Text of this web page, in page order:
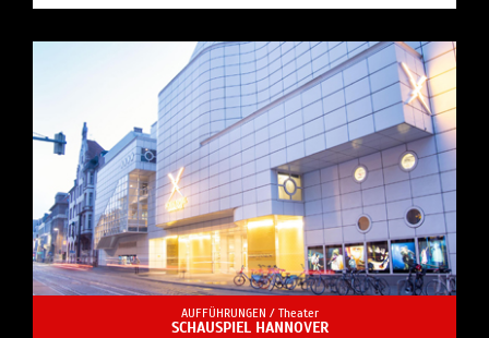
AUFFÜHRUNGEN / Theater
SCHAUSPIEL HANNOVER